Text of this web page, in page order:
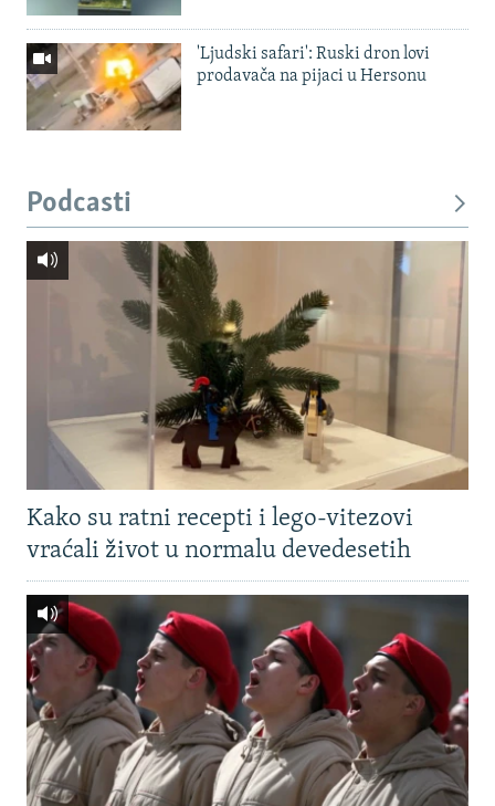
'Ljudski safari': Ruski dron lovi
prodavača na pijaci u Hersonu
Podcasti
Kako su ratni recepti i lego-vitezovi
vraćali život u normalu devedesetih